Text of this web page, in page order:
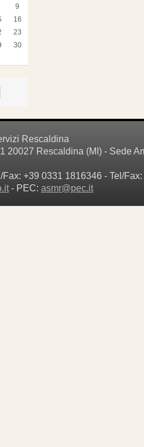
9
16
23
30
Rescaldina
20027 Rescaldina (MI) - Sede
Fax: +39 0331 1816346 - Tel/
- PEC: asmr@pec.it